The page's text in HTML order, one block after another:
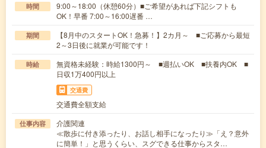
時間
9:00～18:00（休憩60分）■ご希望があれば下記シフトも
OK！早番 7:00～16:00遅番 …
期間
【8月中のスタートOK！急募！】2カ月～ ■ご応募から最短
2～3日後に就業が可能です！
時給
無資格未経験：時給1300円～ ■週払いOK ■扶養内OK ■
日収1万400円以上
交通費
交通費全額支給
仕事内容
介護関連
≪散歩に付き添ったり、お話し相手になったり≫「え？意外
に簡単！」と思うくらい、スグできる仕事からスタ…